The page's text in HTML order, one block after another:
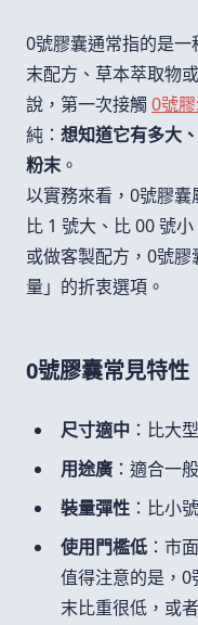
0號膠囊通常指的是
末配方、草本萃取物
說，第一次接觸 0號
純： 想知道它有多大
粉末。
以實務來看，0號膠
比 1 號大、比 00 號
或做客製配方，0號
量」的折衷選項。
0號膠囊常見特性
尺寸適中 ：比大
用途廣 ：適合一
裝量彈性 ：比小
使用門檻低 ：市
值得注意的是，
末比重很低，或